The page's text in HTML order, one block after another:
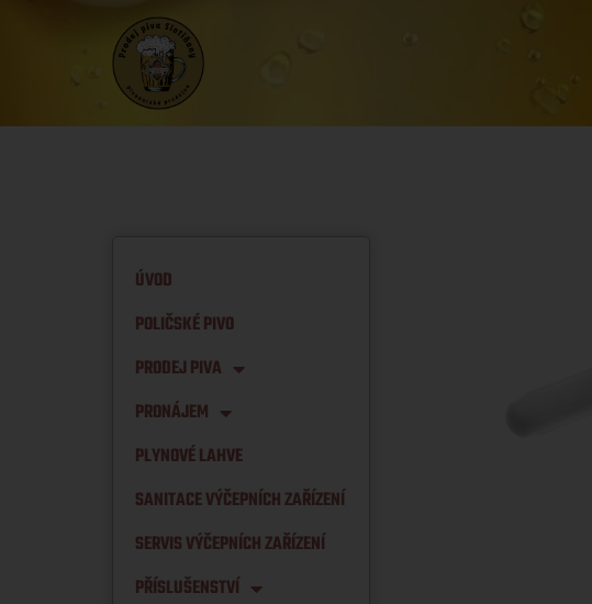
ÚVOD
POLIČSKÉ PIVO
PRODEJ PIVA
PRONÁJEM
PLYNOVÉ LAHVE
SANITACE VÝČEPNÍCH ZAŘÍZENÍ
SERVIS VÝČEPNÍCH ZAŘÍZENÍ
PŘÍSLUŠENSTVÍ